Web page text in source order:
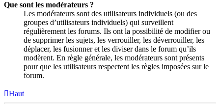
Que sont les modérateurs ?
Les modérateurs sont des utilisateurs individuels (ou des
groupes d’utilisateurs individuels) qui surveillent
régulièrement les forums. Ils ont la possibilité de modifier ou
de supprimer les sujets, les verrouiller, les déverrouiller, les
déplacer, les fusionner et les diviser dans le forum qu’ils
modèrent. En règle générale, les modérateurs sont présents
pour que les utilisateurs respectent les règles imposées sur le
forum.
Haut